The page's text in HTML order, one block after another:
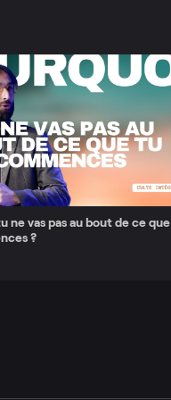
ne vas pas au bout de ce que
?